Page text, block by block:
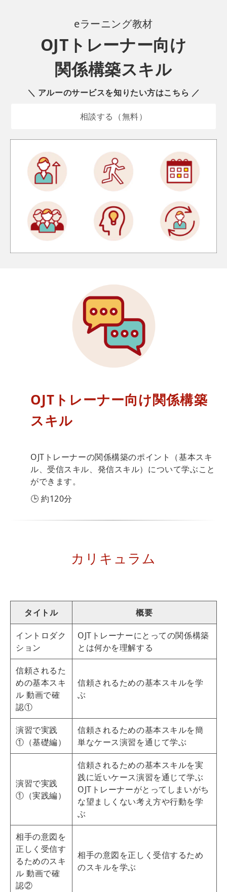
eラーニング教材
OJTトレーナー向け
関係構築スキル
＼ アルーのサービスを知りたい方はこちら ／
相談する（無料）
OJTトレーナー向け関係構築
スキル
OJTトレーナーの関係構築のポイント（基本スキ
ル、受信スキル、発信スキル）について学ぶこと
ができます。
🕒 約120分
カリキュラム
タイトル 概要
イントロダク
ション
OJTトレーナーにとっての関係構築
とは何かを理解する
信頼されるた
めの基本スキ
ル 動画で確
認①
信頼されるための基本スキルを学
ぶ
演習で実践
①（基礎編）
信頼されるための基本スキルを簡
単なケース演習を通じて学ぶ
演習で実践
①（実践編）
信頼されるための基本スキルを実
践に近いケース演習を通じて学ぶ
OJTトレーナーがとってしまいがち
な望ましくない考え方や行動を学
ぶ
相手の意図を
正しく受信す
るためのスキ
ル 動画で確
認②
相手の意図を正しく受信するため
のスキルを学ぶ